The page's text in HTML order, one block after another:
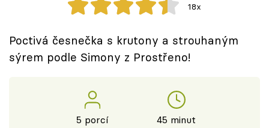
Přihlášení
18x
Poctivá česnečka s krutony a strouhaným
sýrem podle Simony z Prostřeno!
5 porcí 45 minut